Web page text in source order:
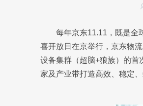
每年京东11.11，既是全
喜开放日在京举行，京东物
设备集群（超脑+狼族）的首
家及产业带打造高效、稳定